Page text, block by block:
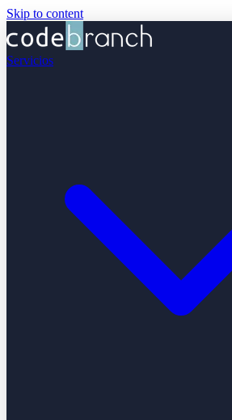
Skip to content
Servicios